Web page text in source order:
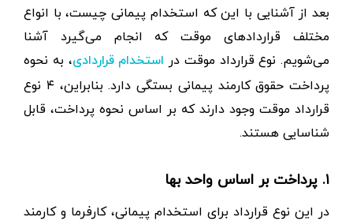
بعد از آشنایی با این که استخدام پیمانی چیست، با انواع
مختلف قراردادهای موقت که انجام می‌گیرد آشنا
می‌شویم. نوع قرارداد موقت در استخدام قراردادی، به نحوه
پرداخت حقوق کارمند پیمانی بستگی دارد. بنابراین، ۴ نوع
قرارداد موقت وجود دارند که بر اساس نحوه پرداخت، قابل
شناسایی هستند.
۱. پرداخت بر اساس واحد بها
در این نوع قرارداد برای استخدام پیمانی، کارفرما و کارمند